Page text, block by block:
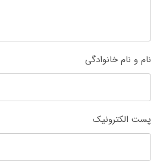
نام و نام خانوادگی
پست الکترونیک